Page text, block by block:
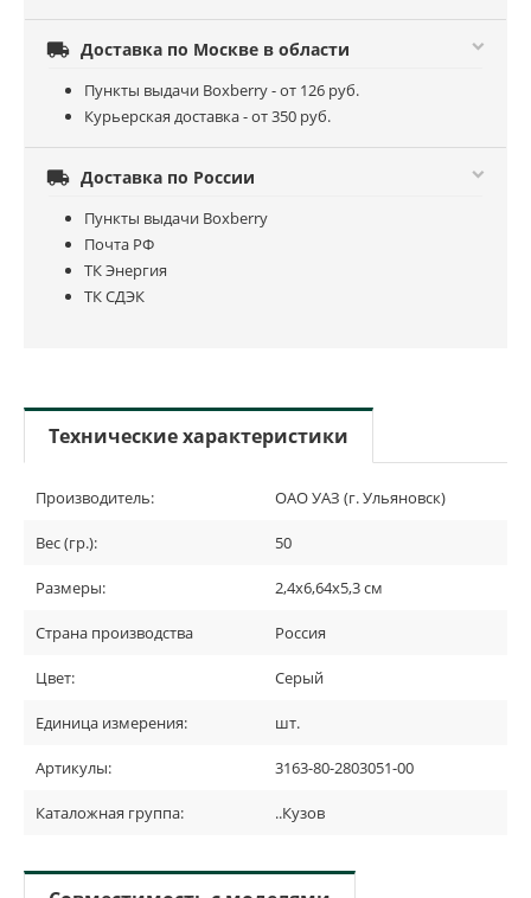
 Доставка по Москве в области
Пункты выдачи Boxberry - от 126 руб.
Курьерская доставка - от 350 руб.
 Доставка по России
Пункты выдачи Boxberry
Почта РФ
ТК Энергия
ТК СДЭК
Технические характеристики
Производитель: ОАО УАЗ (г. Ульяновск)
Вес (гр.): 50
Размеры: 2,4х6,64х5,3 см
Страна производства Россия
Цвет: Серый
Единица измерения: шт.
Артикулы: 3163-80-2803051-00
Каталожная группа: ..Кузов